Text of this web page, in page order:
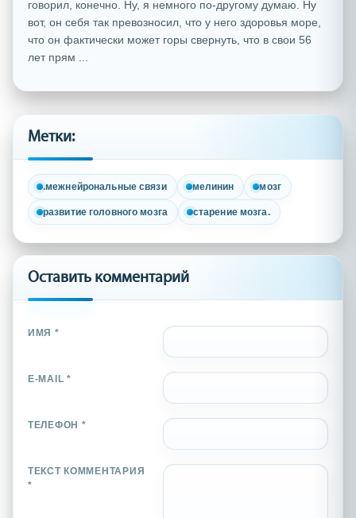
говорил, конечно. Ну, я немного по-другому думаю. Ну
вот, он себя так превозносил, что у него здоровья море,
что он фактически может горы свернуть, что в свои 56
лет прям ...
Метки:
.межнейрональные связи мелинин мозг
развитие головного мозга старение мозга.
Оставить комментарий
ИМЯ *
E-MAIL *
ТЕЛЕФОН *
ТЕКСТ КОММЕНТАРИЯ
*